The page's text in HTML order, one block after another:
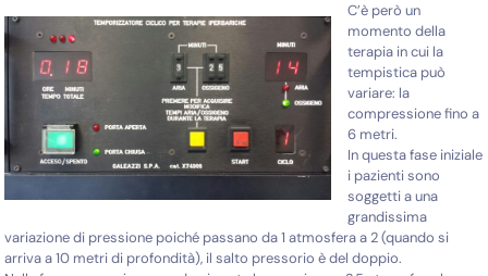
C’è però un
momento della
terapia in cui la
tempistica può
variare: la
compressione fino a
6 metri.
In questa fase iniziale
i pazienti sono
soggetti a una
grandissima
variazione di pressione poiché passano da 1 atmosfera a 2 (quando si
arriva a 10 metri di profondità), il salto pressorio è del doppio.